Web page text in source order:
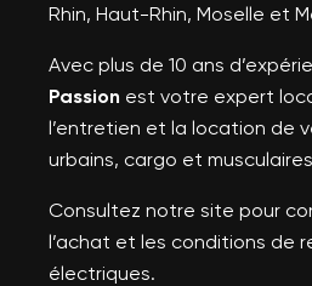
Rhin, Haut-Rhin, Moselle et
Avec plus de 10 ans
Passion est votre expert
l’entretien et la location de
urbains, cargo et
Consultez notre site pour
l’achat et les conditions de
électriques.